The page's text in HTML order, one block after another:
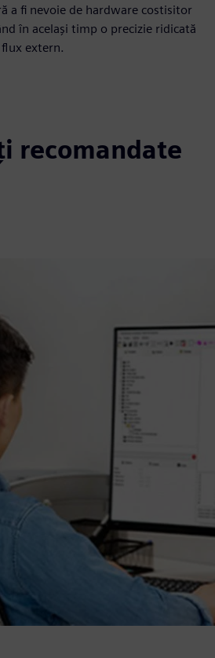
a fi nevoie de hardware costisitor
în același timp o precizie ridicată
extern.
recomandate